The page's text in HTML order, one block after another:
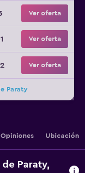
Ver oferta
Ver oferta
Ver oferta
Paraty
Opiniones Ubicación
Paraty,